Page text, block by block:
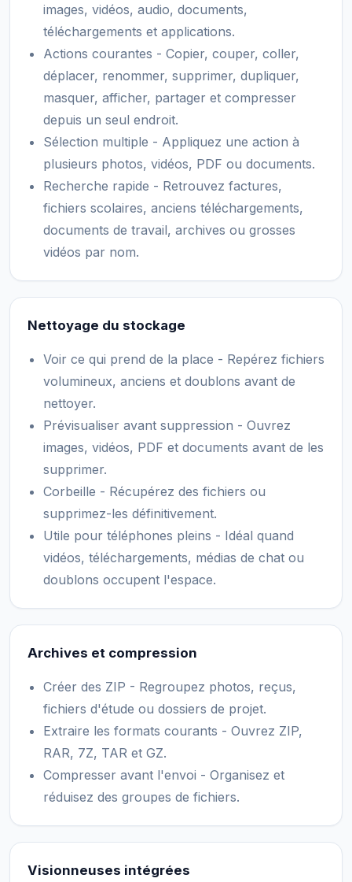
images, vidéos, audio, documents,
téléchargements et applications.
Actions courantes - Copier, couper, coller,
déplacer, renommer, supprimer, dupliquer,
masquer, afficher, partager et compresser
depuis un seul endroit.
Sélection multiple - Appliquez une action à
plusieurs photos, vidéos, PDF ou documents.
Recherche rapide - Retrouvez factures,
fichiers scolaires, anciens téléchargements,
documents de travail, archives ou grosses
vidéos par nom.
Nettoyage du stockage
Voir ce qui prend de la place - Repérez fichiers
volumineux, anciens et doublons avant de
nettoyer.
Prévisualiser avant suppression - Ouvrez
images, vidéos, PDF et documents avant de les
supprimer.
Corbeille - Récupérez des fichiers ou
supprimez-les définitivement.
Utile pour téléphones pleins - Idéal quand
vidéos, téléchargements, médias de chat ou
doublons occupent l'espace.
Archives et compression
Créer des ZIP - Regroupez photos, reçus,
fichiers d'étude ou dossiers de projet.
Extraire les formats courants - Ouvrez ZIP,
RAR, 7Z, TAR et GZ.
Compresser avant l'envoi - Organisez et
réduisez des groupes de fichiers.
Visionneuses intégrées